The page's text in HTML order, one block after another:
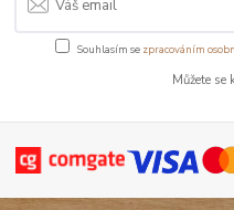
Souhlasím se zpracováním
Můžete